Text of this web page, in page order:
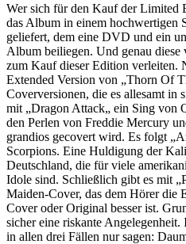
Wer sich für den Kauf der Limited
das Album in einem hochwertigen
geliefert, dem eine DVD und ein
Album beiliegen. Und genau diese
zum Kauf dieser Edition verleiten.
Extended Version von „Thorn Of
Coverversionen, die es allesamt in
mit „Dragon Attack„ ein Sing von
den Perlen von Freddie Mercury
grandios gecovert wird. Es folgt
Scorpions. Eine Huldigung der
Deutschland, die für viele
Idole sind. Schließlich gibt es mit
Maiden-Cover, das dem Hörer die
Cover oder Original besser ist.
sicher eine riskante
in allen drei Fällen nur sagen: